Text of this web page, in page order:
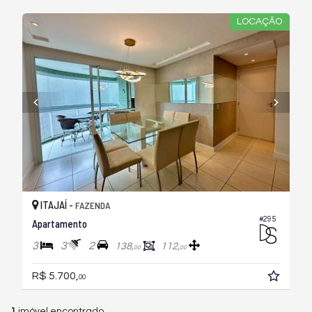
LOCAÇÃO
#295
ITAJAÍ - FAZENDA
Apartamento
3 3 2 138,00 112,00
R$ 5.700, 00